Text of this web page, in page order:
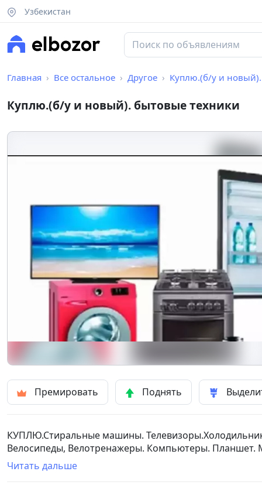
Узбекистан
Главная Все остальное Другое Куплю.(б/у и
Куплю.(б/у и новый). бытовые техники
Премировать Поднять
КУПЛЮ.Стиральные машины.
Велосипеды, Велотренажеры. Компьютеры.
Читать дальше